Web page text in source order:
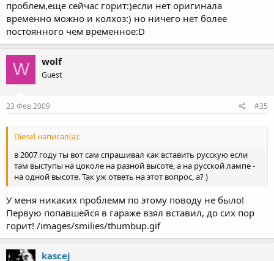
проблем,еще сейчас горит:)если нет оригинала
временно можно и колхоз:) но ничего нет более
постоянного чем временное:D
W wolf
Guest
23 Фев 2009 #35
Diesel написал(а):
в 2007 году ты вот сам спрашивал как вставить русскую если
там выступы на цоколе на разной высоте, а на русской лампе -
на одной высоте. Так уж ответь на этот вопрос, а? )
У меня никаких проблемм по этому поводу не было!
Первую попавшейся в гараже взял вставил, до сих пор
горит! /images/smilies/thumbup.gif
kascej